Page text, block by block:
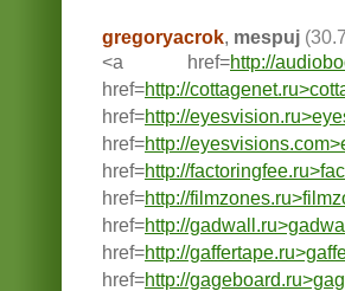
gregoryacrok, mespuj
<a href=http://
href=http://
href=http://
href=http://
href=http://
href=http://
href=http://
href=http://
href=http://